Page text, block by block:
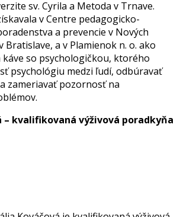
sv. Cyrila a Metoda v Trnave.
v Centre pedagogicko-
a prevencie v Nových
Bratislave, a v Plamienok n. o. ako
so psychologičkou, ktorého
psychológiu medzi ľudí, odbúravať
zameriavať pozornosť na
– kvalifikovaná výživová poradkyňa